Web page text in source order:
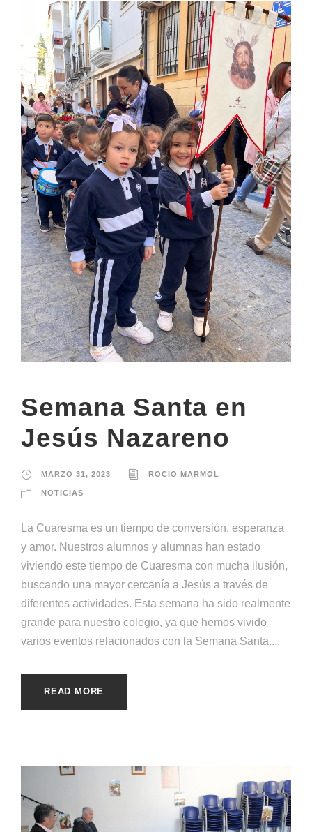
Semana Santa en
Jesús Nazareno
MARZO 31, 2023 ROCIO MARMOL
NOTICIAS
La Cuaresma es un tiempo de conversión, esperanza
y amor. Nuestros alumnos y alumnas han estado
viviendo este tiempo de Cuaresma con mucha ilusión,
buscando una mayor cercanía a Jesús a través de
diferentes actividades. Esta semana ha sido realmente
grande para nuestro colegio, ya que hemos vivido
varios eventos relacionados con la Semana Santa....
READ MORE